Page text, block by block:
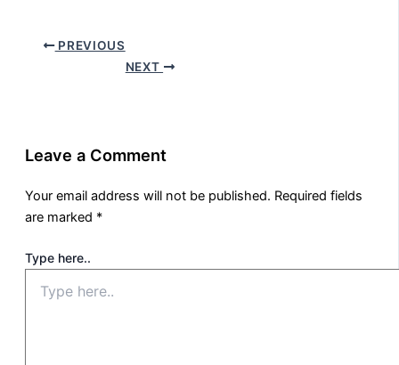
PREVIOUS
NEXT
Leave a Comment
Your email address will not be published. Required fields
are marked *
Type here..